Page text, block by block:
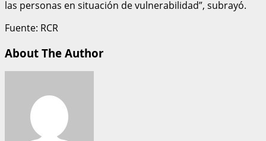
las personas en situación de vulnerabilidad”, subrayó.
Fuente: RCR
About The Author